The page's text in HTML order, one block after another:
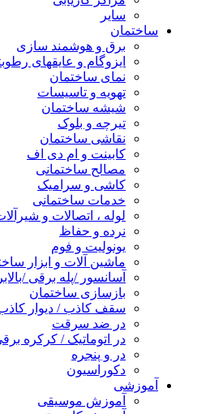
سایر
ساختمان
برق و هوشمند سازی
ایزوگام و عایقهای رطوبتی
نمای ساختمان
تهویه و تاسیسات
شیشه ساختمان
تیرچه و بلوک
نقاشی ساختمان
کابینت و ام دی اف
مصالح ساختمانی
کاشی و سرامیک
خدمات ساختمانی
لوله ، اتصالات و شیرآلات
نرده و حفاظ
یونولیت و فوم
ماشین آلات و ابزار ساختمانی
آسانسور /پله برقی /بالابر
بازسازی ساختمان
سقف کاذب / دیوار کاذب
در ضد سرقت
در اتوماتیک / کرکره برقی
در و پنجره
دکوراسیون
آموزشی
آموزش موسیقی